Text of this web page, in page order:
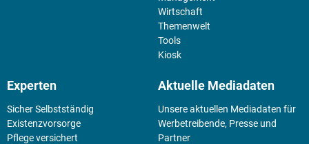
Wirtschaft
Themenwelt
Tools
Kiosk
Experten
Sicher Selbstständig
Existenz­vorsorge
Pflege versichert
Aktuelle Mediadaten
Unsere aktuellen Mediadaten für
Werbetreibende, Presse und
Partner